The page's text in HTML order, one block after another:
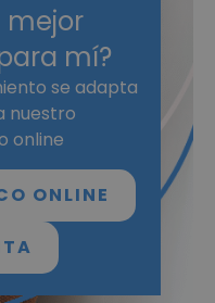
mejor
mí?
se adapta
nuestro
online
ONLINE